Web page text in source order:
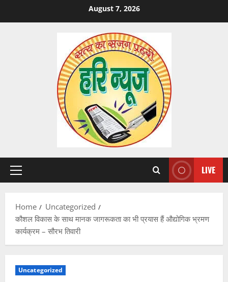
August 7, 2026
Primary
LIVE
Home
Uncategorized
कौशल विकास के साथ मानक जागरूकता का भी प्रयास हैं औद्योगिक भ्रमण
कार्यक्रम – सौरभ तिवारी
Uncategorized